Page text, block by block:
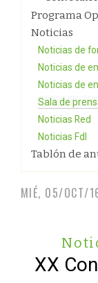
Programa
Noticias
Noticias de
Noticias de
Noticias de
Sala de
Noticias Red
Noticias FdI
Tablón de
MIÉ, 05/OCT/
XX